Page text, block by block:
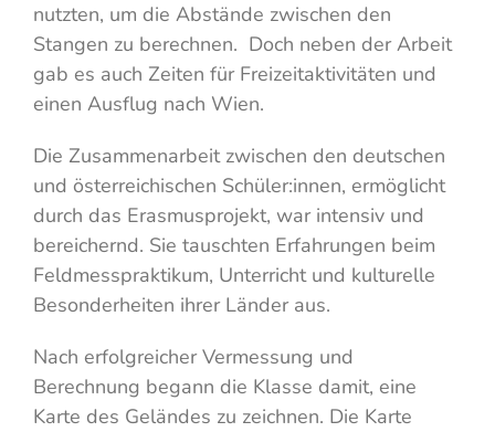
nutzten, um die Abstände zwischen den
Stangen zu berechnen. Doch neben der Arbeit
gab es auch Zeiten für Freizeitaktivitäten und
einen Ausflug nach Wien.
Die Zusammenarbeit zwischen den deutschen
und österreichischen Schüler:innen, ermöglicht
durch das Erasmusprojekt, war intensiv und
bereichernd. Sie tauschten Erfahrungen beim
Feldmesspraktikum, Unterricht und kulturelle
Besonderheiten ihrer Länder aus.
Nach erfolgreicher Vermessung und
Berechnung begann die Klasse damit, eine
Karte des Geländes zu zeichnen. Die Karte